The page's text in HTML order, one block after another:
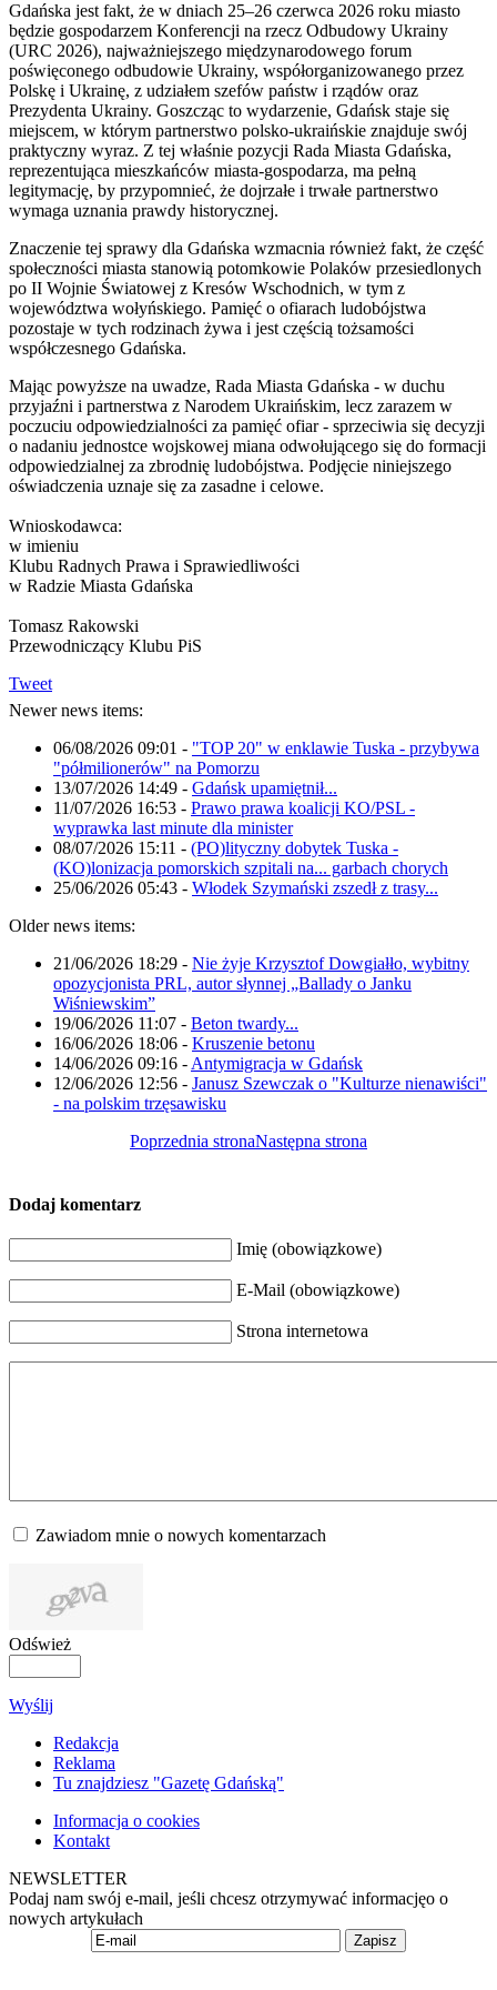
Gdańska jest fakt, że w dniach 25–26 czerwca 2026 roku miasto
będzie gospodarzem Konferencji na rzecz Odbudowy Ukrainy
(URC 2026), najważniejszego międzynarodowego forum
poświęconego odbudowie Ukrainy, współorganizowanego przez
Polskę i Ukrainę, z udziałem szefów państw i rządów oraz
Prezydenta Ukrainy. Goszcząc to wydarzenie, Gdańsk staje się
miejscem, w którym partnerstwo polsko-ukraińskie znajduje swój
praktyczny wyraz. Z tej właśnie pozycji Rada Miasta Gdańska,
reprezentująca mieszkańców miasta-gospodarza, ma pełną
legitymację, by przypomnieć, że dojrzałe i trwałe partnerstwo
wymaga uznania prawdy historycznej.
Znaczenie tej sprawy dla Gdańska wzmacnia również fakt, że część
społeczności miasta stanowią potomkowie Polaków przesiedlonych
po II Wojnie Światowej z Kresów Wschodnich, w tym z
województwa wołyńskiego. Pamięć o ofiarach ludobójstwa
pozostaje w tych rodzinach żywa i jest częścią tożsamości
współczesnego Gdańska.
Mając powyższe na uwadze, Rada Miasta Gdańska - w duchu
przyjaźni i partnerstwa z Narodem Ukraińskim, lecz zarazem w
poczuciu odpowiedzialności za pamięć ofiar - sprzeciwia się decyzji
o nadaniu jednostce wojskowej miana odwołującego się do formacji
odpowiedzialnej za zbrodnię ludobójstwa. Podjęcie niniejszego
oświadczenia uznaje się za zasadne i celowe.
Wnioskodawca:
w imieniu
Klubu Radnych Prawa i Sprawiedliwości
w Radzie Miasta Gdańska
Tomasz Rakowski
Przewodniczący Klubu PiS
Tweet
Newer news items:
06/08/2026 09:01 - "TOP 20" w enklawie Tuska - przybywa
"półmilionerów" na Pomorzu
13/07/2026 14:49 - Gdańsk upamiętnił...
11/07/2026 16:53 - Prawo prawa koalicji KO/PSL -
wyprawka last minute dla minister
08/07/2026 15:11 - (PO)lityczny dobytek Tuska -
(KO)lonizacja pomorskich szpitali na... garbach chorych
25/06/2026 05:43 - Włodek Szymański zszedł z trasy...
Older news items:
21/06/2026 18:29 - Nie żyje Krzysztof Dowgiałło, wybitny
opozycjonista PRL, autor słynnej „Ballady o Janku
Wiśniewskim”
19/06/2026 11:07 - Beton twardy...
16/06/2026 18:06 - Kruszenie betonu
14/06/2026 09:16 - Antymigracja w Gdańsk
12/06/2026 12:56 - Janusz Szewczak o "Kulturze nienawiści"
- na polskim trzęsawisku
Poprzednia stronaNastępna strona
Dodaj komentarz
Imię (obowiązkowe)
E-Mail (obowiązkowe)
Strona internetowa
Zawiadom mnie o nowych komentarzach
Odśwież
Wyślij
Redakcja
Reklama
Tu znajdziesz "Gazetę Gdańską"
Informacja o cookies
Kontakt
NEWSLETTER
Podaj nam swój e-mail, jeśli chcesz otrzymywać informacjęo o
nowych artykułach
Zapisz